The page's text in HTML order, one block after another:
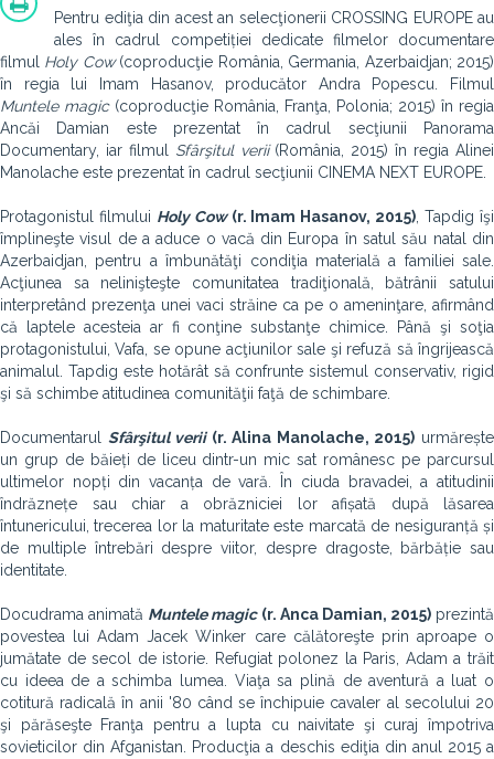
Pentru ediţia din acest an selecţionerii CROSSING EUROPE au
ales în cadrul competiției dedicate filmelor documentare
filmul Holy Cow(coproducţie România, Germania, Azerbaidjan; 2015)
în regia lui Imam Hasanov, producător Andra Popescu. Filmul
Muntele magic(coproducţie România, Franţa, Polonia; 2015) în regia
Ancăi Damian este prezentat în cadrul secţiunii Panorama
Documentary, iar filmul Sfârşitul verii(România, 2015) în regia Alinei
Manolache este prezentat în cadrul secţiunii CINEMA NEXT EUROPE.
Protagonistul filmului Holy Cow(r. Imam Hasanov, 2015) , Tapdig îşi
împlineşte visul de a aduce o vacă din Europa în satul său natal din
Azerbaidjan, pentru a îmbunătăţi condiţia materială a familiei sale.
Acţiunea sa nelinişteşte comunitatea tradiţională, bătrânii satului
interpretând prezenţa unei vaci străine ca pe o ameninţare, afirmând
că laptele acesteia ar fi conţine substanţe chimice. Până şi soţia
protagonistului, Vafa, se opune acţiunilor sale şi refuză să îngrijească
animalul. Tapdig este hotărât să confrunte sistemul conservativ, rigid
şi să schimbe atitudinea comunităţii faţă de schimbare.
Documentarul Sfârşitul verii(r. Alina Manolache, 2015) urmărește
un grup de băieți de liceu dintr-un mic sat românesc pe parcursul
ultimelor nopți din vacanța de vară. În ciuda bravadei, a atitudinii
îndrăznețe sau chiar a obrăzniciei lor afișată după lăsarea
întunericului, trecerea lor la maturitate este marcată de nesiguranță și
de multiple întrebări despre viitor, despre dragoste, bărbăție sau
identitate.
Docudrama animată Muntele magic(r. Anca Damian, 2015)prezintă
povestea lui Adam Jacek Winker care călătoreşte prin aproape o
jumătate de secol de istorie. Refugiat polonez la Paris, Adam a trăit
cu ideea de a schimba lumea. Viaţa sa plină de aventură a luat o
cotitură radicală în anii '80 când se închipuie cavaler al secolului 20
şi părăseşte Franţa pentru a lupta cu naivitate şi curaj împotriva
sovieticilor din Afganistan. Producţia a deschis ediţia din anul 2015 a